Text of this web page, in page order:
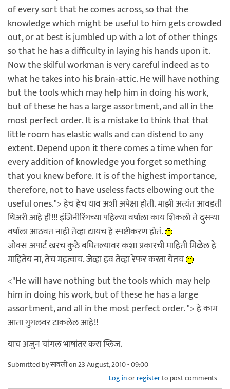
of every sort that he comes across, so that the
knowledge which might be useful to him gets crowded
out, or at best is jumbled up with a lot of other things
so that he has a difficulty in laying his hands upon it.
Now the skilful workman is very careful indeed as to
what he takes into his brain-attic. He will have nothing
but the tools which may help him in doing his work,
but of these he has a large assortment, and all in the
most perfect order. It is a mistake to think that that
little room has elastic walls and can distend to any
extent. Depend upon it there comes a time when for
every addition of knowledge you forget something
that you knew before. It is of the highest importance,
therefore, not to have useless facts elbowing out the
useful ones."> हेच हेच याव अशी अपेक्षा होती. माझी अत्यंत आवडती
थिअरी आहे ही!!! इंजिनीरिंगच्या पहिल्या वर्षाला काय शिकलो ते दुसर्‍या
वर्षाला आठवत नाही तेव्हा द्यायच हे स्पष्टीकरण होतं.
जोक्स अपार्ट खरच कुठे बघितल्यावर कशा प्रकारची माहिती मिळेल हे
माहितेय ना, तेच महत्वाच. जेव्हा हव तेव्हा रेफर करता येतच
<"He will have nothing but the tools which may help
him in doing his work, but of these he has a large
assortment, and all in the most perfect order. "> हे काम
आता गुगलवर टाकलेल आहे!!
याच अजुन चांगल भाषांतर करा प्लिज.
Submitted byसावलीon 23 August, 2010 - 09:00
Log inorregisterto post comments